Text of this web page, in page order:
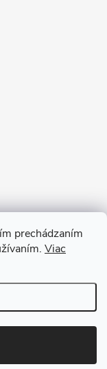
prechádzaním
Viac
Upraviť nastavenie